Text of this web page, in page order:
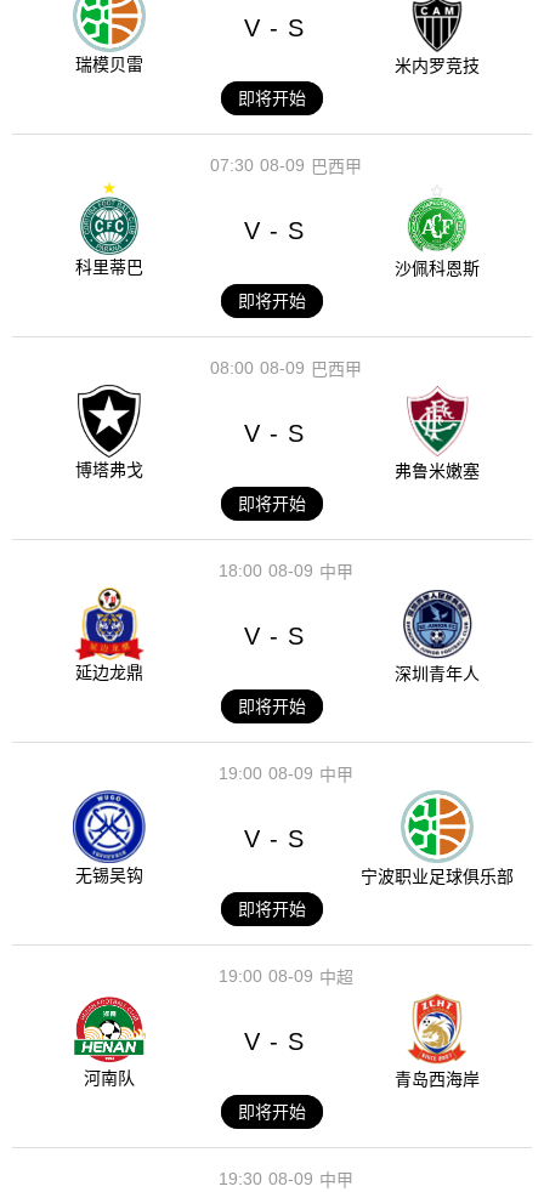
瑞模贝雷
V - S
米内罗竞技
即将开始
08-09
07:30 巴西甲
科里蒂巴
V - S
沙佩科恩斯
即将开始
08-09
08:00 巴西甲
博塔弗戈
V - S
弗鲁米嫩塞
即将开始
08-09
18:00 中甲
延边龙鼎
V - S
深圳青年人
即将开始
08-09
19:00 中甲
无锡吴钩
V - S
宁波职业足球俱乐部
即将开始
08-09
19:00 中超
河南队
V - S
青岛西海岸
即将开始
08-09
19:30 中甲